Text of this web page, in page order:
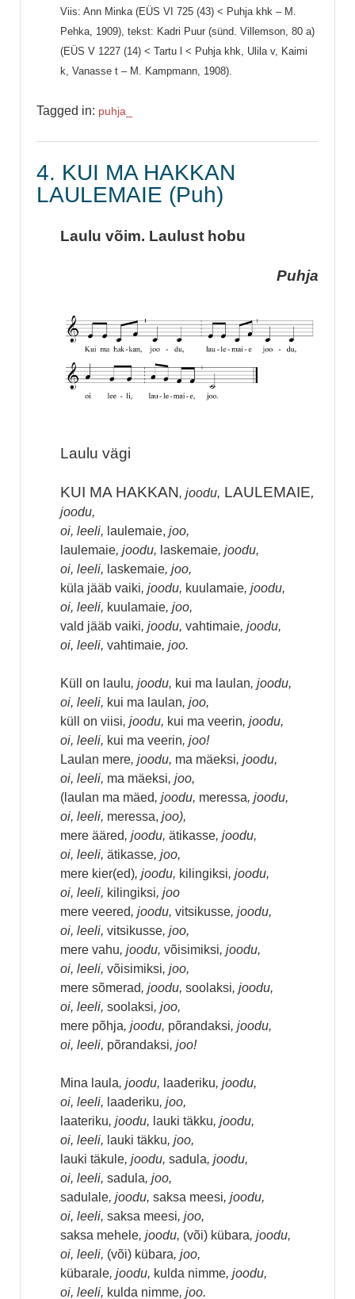
Viis: Ann Minka (EÜS VI 725 (43) < Puhja khk – M.
Pehka, 1909), tekst: Kadri Puur (sünd. Villemson, 80 a)
(EÜS V 1227 (14) < Tartu l < Puhja khk, Ulila v, Kaimi
k, Vanasse t – M. Kampmann, 1908).
Tagged in: puhja_
4. KUI MA HAKKAN
LAULEMAIE (Puh)
Laulu võim. Laulust hobu
Puhja
Laulu vägi
KUI MA HAKKAN, joodu, LAULEMAIE,
joodu,
oi, leeli, laulemaie, joo,
laulemaie, joodu, laskemaie, joodu,
oi, leeli, laskemaie, joo,
küla jääb vaiki, joodu, kuulamaie, joodu,
oi, leeli, kuulamaie, joo,
vald jääb vaiki, joodu, vahtimaie, joodu,
oi, leeli, vahtimaie, joo.
Küll on laulu, joodu, kui ma laulan, joodu,
oi, leeli, kui ma laulan, joo,
küll on viisi, joodu, kui ma veerin, joodu,
oi, leeli, kui ma veerin, joo!
Laulan mere, joodu, ma mäeksi, joodu,
oi, leeli, ma mäeksi, joo,
(laulan ma mäed, joodu, meressa, joodu,
oi, leeli, meressa, joo),
mere ääred, joodu, ätikasse, joodu,
oi, leeli, ätikasse, joo,
mere kier(ed), joodu, kilingiksi, joodu,
oi, leeli, kilingiksi, joo
mere veered, joodu, vitsikusse, joodu,
oi, leeli, vitsikusse, joo,
mere vahu, joodu, võisimiksi, joodu,
oi, leeli, võisimiksi, joo,
mere sõmerad, joodu, soolaksi, joodu,
oi, leeli, soolaksi, joo,
mere põhja, joodu, põrandaksi, joodu,
oi, leeli, põrandaksi, joo!
Mina laula, joodu, laaderiku, joodu,
oi, leeli, laaderiku, joo,
laateriku, joodu, lauki täkku, joodu,
oi, leeli, lauki täkku, joo,
lauki täkule, joodu, sadula, joodu,
oi, leeli, sadula, joo,
sadulale, joodu, saksa meesi, joodu,
oi, leeli, saksa meesi, joo,
saksa mehele, joodu, (või) kübara, joodu,
oi, leeli, (või) kübara, joo,
kübarale, joodu, kulda nimme, joodu,
oi, leeli, kulda nimme, joo.